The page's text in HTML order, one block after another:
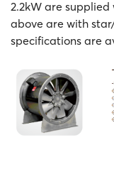
2.2kW are
above are with
specifications are